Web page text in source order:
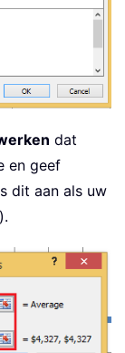
dat
en geef
dit aan als uw